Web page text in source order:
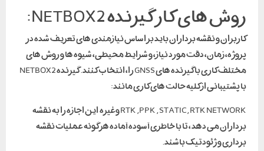
روش های کار گیرنده NETBOX2:
کاربران و نقشه برداران باید بر اساس نیازمندی های تعریف شده در
پروژه، زمان، دقت مورد نیاز، و شرایط محیطی، شیوه ها و روش های
مختلف کاری با گیرنده های GNSS را، انتخاب کنند. گیرنده NETBOX2
با پشتیبانی از کلیه حالت های کاری مانند:
RTK ,PPK , STATIC, RTK NETWORK وغیره این اجازه را به نقشه
برداران می دهد ، تا با خاطری آسوده آماده هر گونه عملیات نقشه
برداری و ژئودتیک باشند.